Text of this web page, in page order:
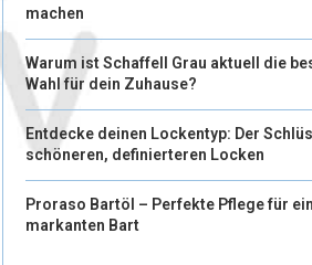
machen
Warum ist Schaffell Grau aktuell die
Wahl für dein Zuhause?
Entdecke deinen Lockentyp: Der
schöneren, definierteren Locken
Proraso Bartöl – Perfekte Pflege für
markanten Bart